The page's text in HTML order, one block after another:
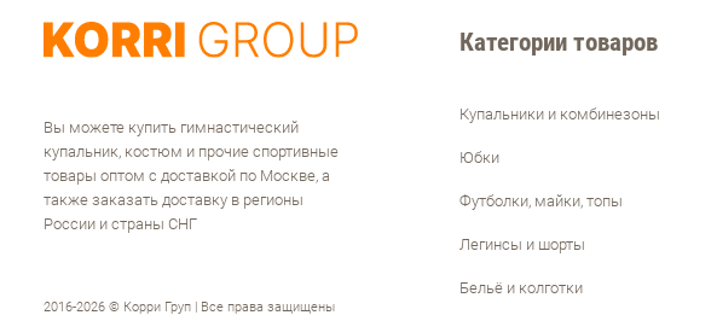
Вы можете купить гимнастический
купальник, костюм и прочие спортивные
товары оптом с доставкой по Москве, а
также заказать доставку в регионы
России и страны СНГ
2016-2026 © Корри Груп | Все права защищены
Категории товаров
Купальники и комбинезоны
Юбки
Футболки, майки, топы
Легинсы и шорты
Бельё и колготки